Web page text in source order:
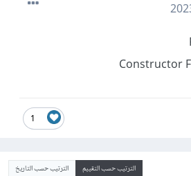
1
الترتيب حسب التقييم الترتيب حسب التاريخ